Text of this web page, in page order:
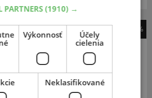
-41%
Nexen
Sport SUV
235 65 R17 104H
PARTNERS(1910) →
Výkonnosť
Účely
cielenia
Neklasifikované